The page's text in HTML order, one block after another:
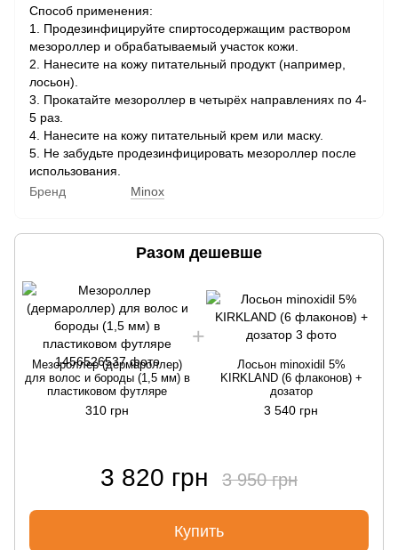
Способ применения:
1. Продезинфицируйте спиртосодержащим раствором
мезороллер и обрабатываемый участок кожи.
2. Нанесите на кожу питательный продукт (например,
лосьон).
3. Прокатайте мезороллер в четырёх направлениях по 4-
5 раз.
4. Нанесите на кожу питательный крем или маску.
5. Не забудьте продезинфицировать мезороллер после
использования.
Бренд
Minox
Разом дешевше
Мезороллер (дермароллер)
для волос и бороды (1,5 мм) в
пластиковом футляре
310 грн
Лосьон minoxidil 5%
KIRKLAND (6 флаконов) +
дозатор
3 540 грн
3 820 грн 3 950 грн
Купить